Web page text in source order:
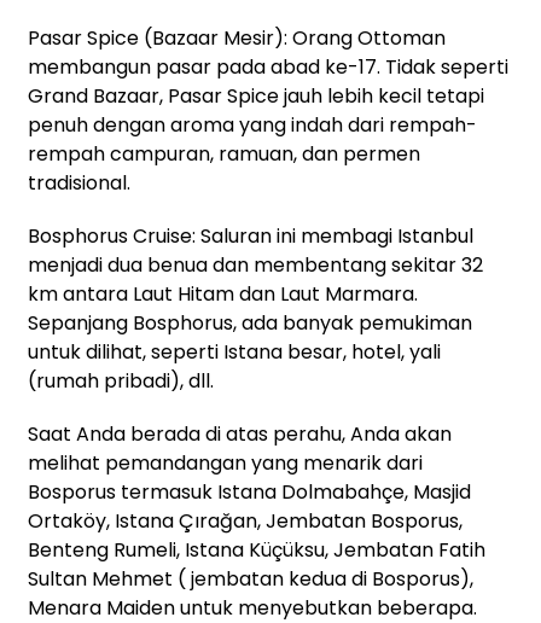
Pasar Spice (Bazaar Mesir): Orang Ottoman
membangun pasar pada abad ke-17. Tidak seperti
Grand Bazaar, Pasar Spice jauh lebih kecil tetapi
penuh dengan aroma yang indah dari rempah-
rempah campuran, ramuan, dan permen
tradisional.
Bosphorus Cruise: Saluran ini membagi Istanbul
menjadi dua benua dan membentang sekitar 32
km antara Laut Hitam dan Laut Marmara.
Sepanjang Bosphorus, ada banyak pemukiman
untuk dilihat, seperti Istana besar, hotel, yali
(rumah pribadi), dll.
Saat Anda berada di atas perahu, Anda akan
melihat pemandangan yang menarik dari
Bosporus termasuk Istana Dolmabahçe, Masjid
Ortaköy, Istana Çırağan, Jembatan Bosporus,
Benteng Rumeli, Istana Küçüksu, Jembatan Fatih
Sultan Mehmet ( jembatan kedua di Bosporus),
Menara Maiden untuk menyebutkan beberapa.